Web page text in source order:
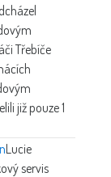
Třebíče
již pouze 1
Lucie
servis